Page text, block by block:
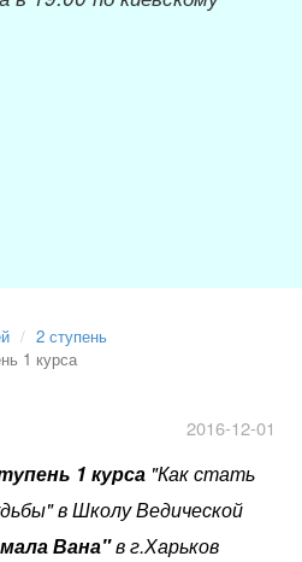
2 ступень
1 курса
2016-12-01
1 курса"Как стать
в Школу Ведической
Вана"в г.Харьков